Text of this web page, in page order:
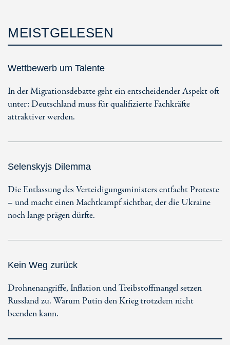
MEISTGELESEN
Wettbewerb um Talente
In der Migrationsdebatte geht ein entscheidender Aspekt oft
unter: Deutschland muss für qualifizierte Fachkräfte
attraktiver werden.
Selenskyjs Dilemma
Die Entlassung des Verteidigungsministers entfacht Proteste
– und macht einen Machtkampf sichtbar, der die Ukraine
noch lange prägen dürfte.
Kein Weg zurück
Drohnenangriffe, Inflation und Treibstoffmangel setzen
Russland zu. Warum Putin den Krieg trotzdem nicht
beenden kann.